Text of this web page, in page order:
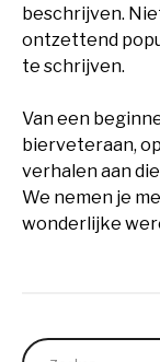
beschrijven.
ontzettend
te schrijven.
Van een
bierveteraan,
verhalen aan
We nemen je
wonderlijke